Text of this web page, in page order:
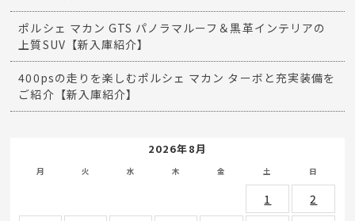
ポルシェ マカン GTS パノラマルーフ＆黒革インテリアの
上質SUV【新入庫紹介】
400psの走りを楽しむポルシェ マカン ターボと充実装備を
ご紹介【新入庫紹介】
2026年8月
月 火 水 木 金 土 日
1
2